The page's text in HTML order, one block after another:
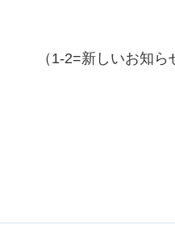
（1-2=新しいお知ら